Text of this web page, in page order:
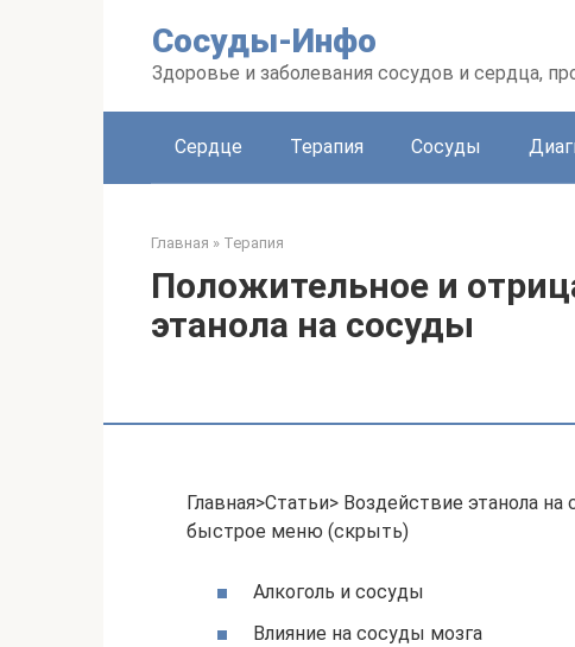
Сосуды-Инфо
Здоровье и заболевания сосудов и сердца,
Сердце Терапия Сосуды
Главная » Терапия
Положительное и
этанола на сосуды
Главная>Статьи> Воздействие этанола на
быстрое меню (скрыть)
Алкоголь и сосуды
Влияние на сосуды мозга